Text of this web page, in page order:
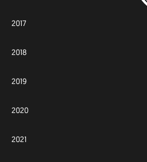
2017
2018
2019
2020
2021